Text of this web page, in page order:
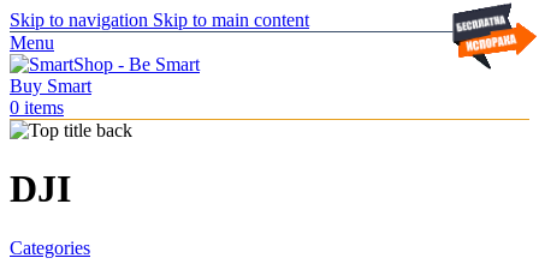
Skip to navigation Skip to main content
Menu
0 items
DJI
Categories